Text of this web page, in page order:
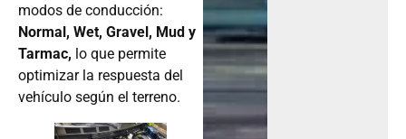
modos de conducción:
Normal, Wet, Gravel, Mud y
Tarmac, lo que permite
optimizar la respuesta del
vehículo según el terreno.